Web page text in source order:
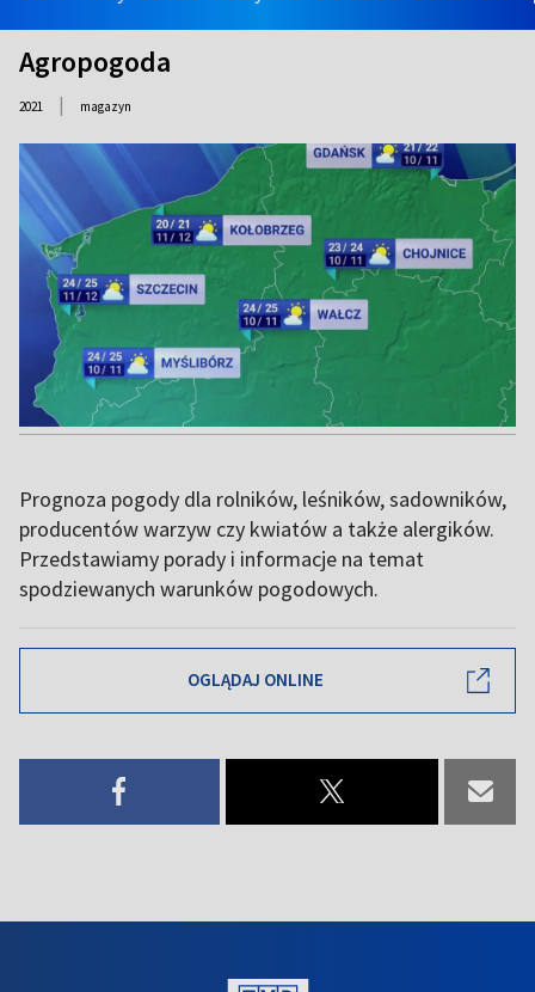
Agropogoda
2021 | magazyn
Prognoza pogody dla rolników, leśników, sadowników,
producentów warzyw czy kwiatów a także alergików.
Przedstawiamy porady i informacje na temat
spodziewanych warunków pogodowych.
OGLĄDAJ ONLINE